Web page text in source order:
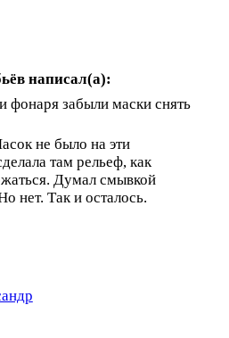
написал(а):
фонаря забыли маски снять
не было на эти
там рельеф, как
Думал смывкой
нет. Так и осталось.